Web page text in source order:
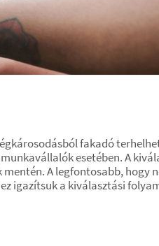
fakadó
esetében. A
A legfontosabb, hogy
igazítsuk a kiválasztási